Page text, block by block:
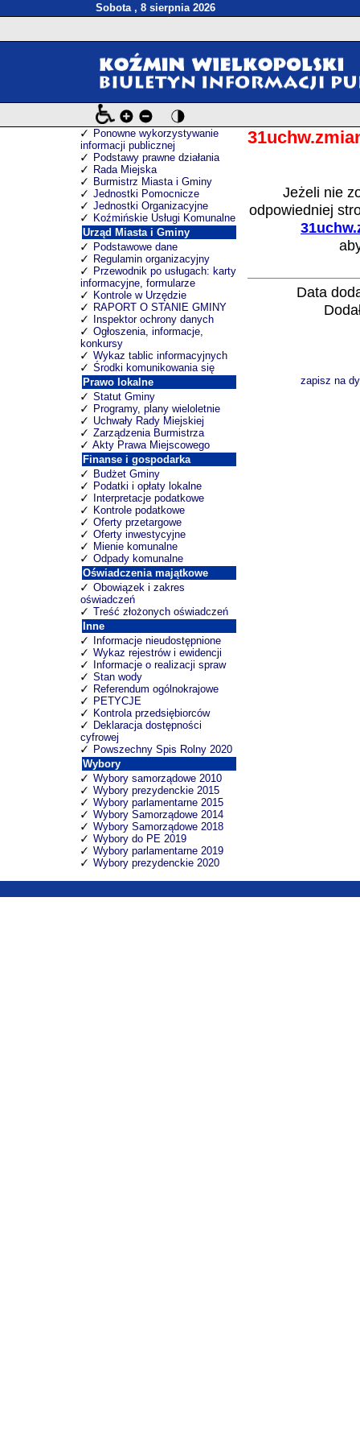
Sobota , 8 sierpnia 2026
Ponowne wykorzystywanie
informacji publicznej
Podstawy prawne działania
Rada Miejska
Burmistrz Miasta i Gminy
Jednostki Pomocnicze
Jednostki Organizacyjne
Koźmińskie Usługi Komunalne
Urząd Miasta i Gminy
Podstawowe dane
Regulamin organizacyjny
Przewodnik po usługach: karty
informacyjne, formularze
Kontrole w Urzędzie
RAPORT O STANIE GMINY
Inspektor ochrony danych
Ogłoszenia, informacje,
konkursy
Wykaz tablic informacyjnych
Środki komunikowania się
Prawo lokalne
Statut Gminy
Programy, plany wieloletnie
Uchwały Rady Miejskiej
Zarządzenia Burmistrza
Akty Prawa Miejscowego
Finanse i gospodarka
Budżet Gminy
Podatki i opłaty lokalne
Interpretacje podatkowe
Kontrole podatkowe
Oferty przetargowe
Oferty inwestycyjne
Mienie komunalne
Odpady komunalne
Oświadczenia majątkowe
Obowiązek i zakres
oświadczeń
Treść złożonych oświadczeń
Inne
Informacje nieudostępnione
Wykaz rejestrów i ewidencji
Informacje o realizacji spraw
Stan wody
Referendum ogólnokrajowe
PETYCJE
Kontrola przedsiębiorców
Deklaracja dostępności
cyfrowej
Powszechny Spis Rolny 2020
Wybory
Wybory samorządowe 2010
Wybory prezydenckie 2015
Wybory parlamentarne 2015
Wybory Samorządowe 2014
Wybory Samorządowe 2018
Wybory do PE 2019
Wybory parlamentarne 2019
Wybory prezydenckie 2020
Jeżeli nie
odpowiedniej
Data
zapisz na